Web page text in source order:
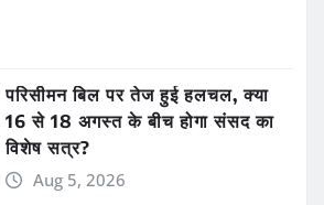
परिसीमन बिल पर तेज हुई हलचल, क्या
16 से 18 अगस्त के बीच होगा संसद का
विशेष सत्र?
Aug 5, 2026